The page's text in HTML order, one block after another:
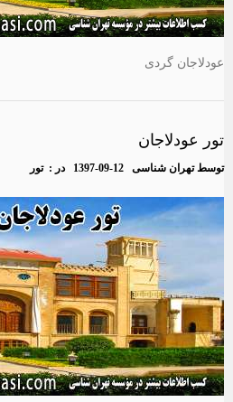
عودلاجان گردی
تور عودلاجان
توسطتهران شناسی 1397-09-12 در :تور